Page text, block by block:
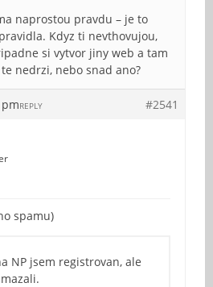
naprostou pravdu – je to
Kdyz ti nevthovujou,
si vytvor jiny web a tam
nedrzi, nebo snad ano?
#2541
REPLY
spamu)
NP jsem registrovan, ale